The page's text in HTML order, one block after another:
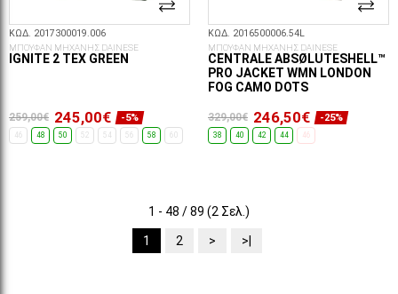
ΚΩΔ. 2017300019.006
ΜΠΟΥΦΑΝ ΜΗΧΑΝΗΣ DAINESE
IGNITE 2 TEX GREEN
259,00€ 245,00€ -5%
46 48 50 52 54 56 58 60
ΚΩΔ. 2016500006.54L
ΜΠΟΥΦΑΝ ΜΗΧΑΝΗΣ DAINESE
CENTRALE ABSØLUTESHELL™
PRO JACKET WMN LONDON
FOG CAMO DOTS
329,00€ 246,50€ -25%
38 40 42 44 46
1 - 48 / 89 (2 Σελ.)
1 2 > >|